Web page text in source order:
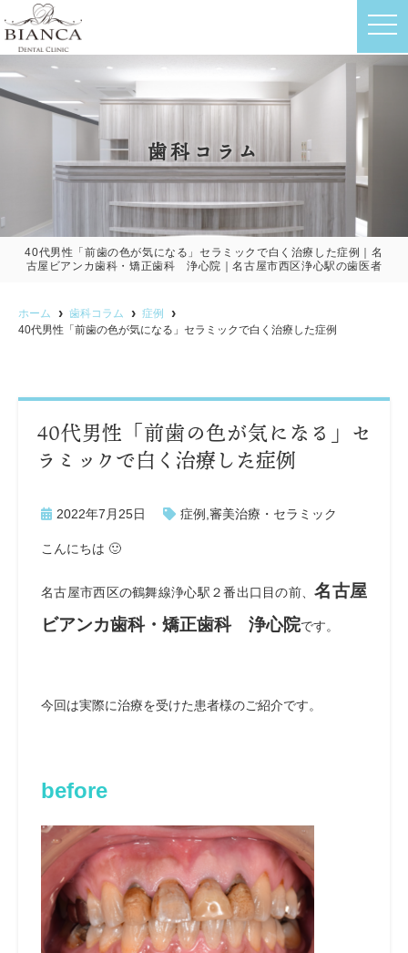
歯科コラム
40代男性「前歯の色が気になる」セラミックで白く治療した症例｜名
古屋ビアンカ歯科・矯正歯科 浄心院｜名古屋市西区浄心駅の歯医者
t
o
ホーム 歯科コラム
症例
40代男性「前歯の色が気になる」セラミックで白く治療した症例
40代男性「前歯の色が気になる」セ
ラミックで白く治療した症例
2022年7月25日 症例 審美治療・セラミック
こんにちは 🙂
名古屋市西区の鶴舞線浄心駅２番出口目の前、名古屋
ビアンカ歯科・矯正歯科 浄心院です。
今回は実際に治療を受けた患者様のご紹介です。
before